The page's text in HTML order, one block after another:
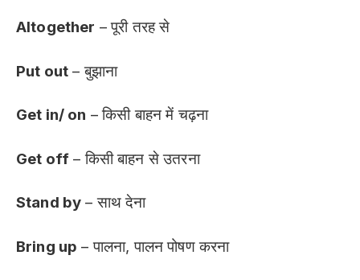
Altogether – पूरी तरह से
Put out – बुझाना
Get in/ on – किसी बाहन में चढ़ना
Get off – किसी बाहन से उतरना
Stand by – साथ देना
Bring up – पालना, पालन पोषण करना